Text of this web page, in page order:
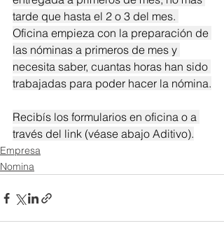
tarde que hasta el 2 o 3 del mes.
Oficina empieza con la preparación de
las nóminas a primeros de mes y
necesita saber, cuantas horas han sido
trabajadas para poder hacer la nómina.
Recibís los formularios en oficina o a
través del link (véase abajo Aditivo).
Empresa
Nomina